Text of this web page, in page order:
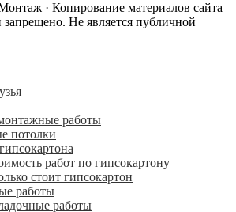
· Копирование материалов сайта
запрещено. Не является публичной
работы
потолки
работ по гипсокартону
стоит гипсокартон
работы
работы